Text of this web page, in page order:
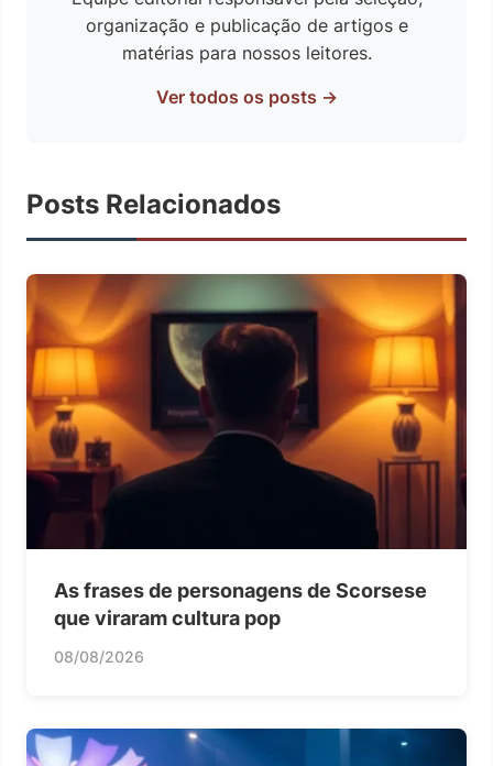
organização e publicação de artigos e
matérias para nossos leitores.
Ver todos os posts →
Posts Relacionados
As frases de personagens de Scorsese
que viraram cultura pop
08/08/2026